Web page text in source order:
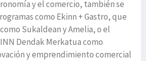
y el comercio, también se
como Ekinn + Gastro, que
Sukaldean y Amelia, o el
Dendak Merkatua como
y emprendimiento comercial